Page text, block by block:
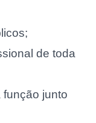
de toda
função junto